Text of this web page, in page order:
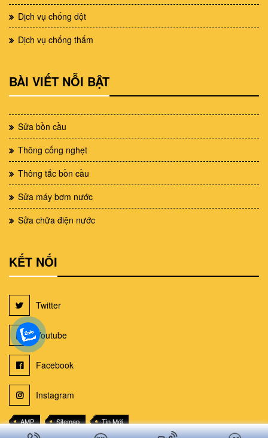
Dịch vụ chống dột
Dịch vụ chống thấm
BÀI VIẾT NỖI BẬT
Sửa bồn cầu
Thông cống nghẹt
Thông tắc bồn cầu
Sửa máy bơm nước
Sửa chữa điện nước
KẾT NỐI
Twitter
Youtube
Facebook
Instagram
AMP Sitemap
Tin Mới